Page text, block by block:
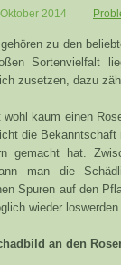
2014
gehören zu den
Sortenvielfalt
zusetzen, dazu
wohl kaum einen
die Bekanntschaft
gemacht hat.
man die
Spuren auf den
wieder loswerden
an den